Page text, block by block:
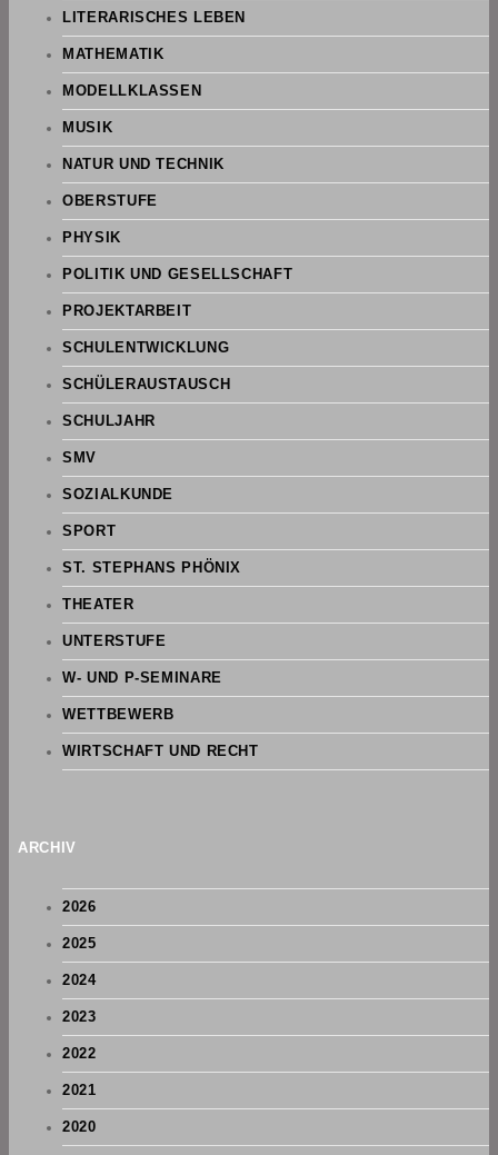
LITERARISCHES LEBEN
MATHEMATIK
MODELLKLASSEN
MUSIK
NATUR UND TECHNIK
OBERSTUFE
PHYSIK
POLITIK UND GESELLSCHAFT
PROJEKTARBEIT
SCHULENTWICKLUNG
SCHÜLERAUSTAUSCH
SCHULJAHR
SMV
SOZIALKUNDE
SPORT
ST. STEPHANS PHÖNIX
THEATER
UNTERSTUFE
W- UND P-SEMINARE
WETTBEWERB
WIRTSCHAFT UND RECHT
ARCHIV
2026
2025
2024
2023
2022
2021
2020